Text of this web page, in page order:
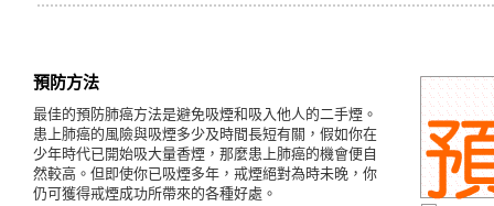
預防方法
最佳的預防肺癌方法是避免吸煙和吸入他人的二手煙。
患上肺癌的風險與吸煙多少及時間長短有關，假如你在
少年時代已開始吸大量香煙，那麼患上肺癌的機會便自
然較高。但即使你已吸煙多年，戒煙絕對為時未晚，你
仍可獲得戒煙成功所帶來的各種好處。